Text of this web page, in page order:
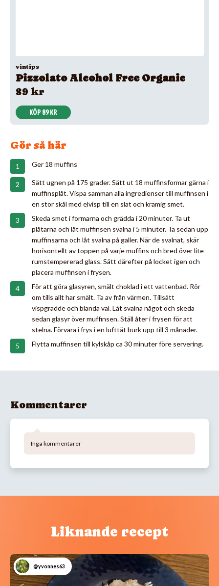
vintips
Pizzolato Alcohol Free Organic
89 kr
KÖP 89 KR
Gör så här
Ger 18 muffins
Sätt ugnen på 175 grader. Sätt ut 18 muffinsformar gärna i
muffinsplåt. Vispa samman alla ingredienser till muffinsen i
en stor skål med elvisp till en slät och krämig smet.
Skeda smet i formarna och grädda i 20 minuter. Ta ut
plåtarna och låt muffinsen svalna i 5 minuter. Ta sedan upp
muffinsarna och låt svalna på galler. När de svalnat, skär
horisontellt av toppen på varje muffins och bred över lite
rumstempererad glass. Sätt därefter på locket igen och
placera muffinsen i frysen.
För att göra glasyren, smält choklad i ett vattenbad. Rör
om tills allt har smält. Ta av från värmen. Tillsätt
vispgrädde och blanda väl. Låt svalna något och skeda
sedan glasyr över muffinsen. Ställ åter i frysen för att
stelna. Förvara i frys i en lufttät burk upp till 3 månader.
Flytta muffinsen till kylskåp ca 30 minuter före servering.
Kommentarer
Inga kommentarer
Liknande recept
@yvonnes63